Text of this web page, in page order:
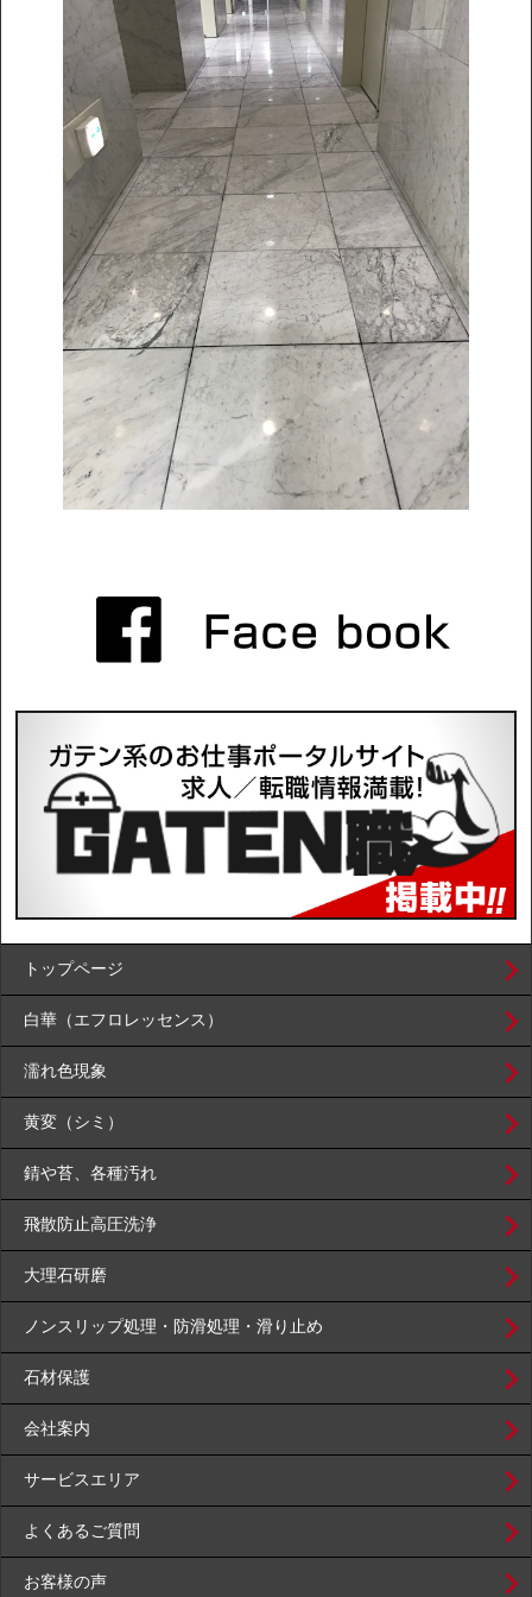
トップページ
白華（エフロレッセンス）
濡れ色現象
黄変（シミ）
錆や苔、各種汚れ
飛散防止高圧洗浄
大理石研磨
ノンスリップ処理・防滑処理・滑り止め
石材保護
会社案内
サービスエリア
よくあるご質問
お客様の声